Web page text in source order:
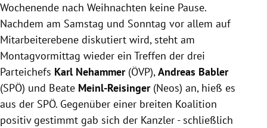
Wochenende nach Weihnachten keine Pause.
Nachdem am Samstag und Sonntag vor allem auf
Mitarbeiterebene diskutiert wird, steht am
Montagvormittag wieder ein Treffen der drei
Parteichefs Karl Nehammer(ÖVP),Andreas Babler
(SPÖ) und Beate Meinl-Reisinger (Neos) an, hieß es
aus der SPÖ. Gegenüber einer breiten Koalition
positiv gestimmt gab sich der Kanzler - schließlich